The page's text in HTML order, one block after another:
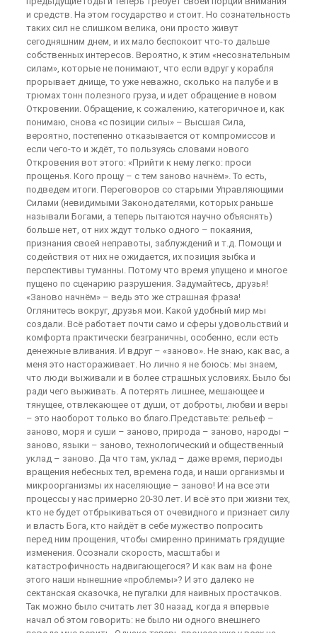
и средств. На этом государство и стоит. Но сознательность
таких сил не слишком велика, они просто живут
сегодняшним днем, и их мало беспокоит что-то дальше
собственных интересов. Вероятно, к этим «несознательным
силам», которые не понимают, что если вдруг у корабля
прорывает днище, то уже неважно, сколько на палубе и в
трюмах тонн полезного груза, и идет обращение в новом
Откровении. Обращение, к сожалению, категоричное и, как
понимаю, снова «с позиции силы» – Высшая Сила,
вероятно, постепенно отказывается от компромиссов и
если чего-то и ждёт, то пользуясь словами нового
Откровения вот этого: «Прийти к нему легко: проси
прощенья. Кого прощу – с тем заново начнём». То есть,
подведем итоги. Переговоров со старыми Управляющими
Силами (невидимыми Законодателями, которых раньше
называли Богами, а теперь пытаются научно объяснять)
больше нет, от них ждут только одного – покаяния,
признания своей неправоты, заблуждений и т.д. Помощи и
содействия от них не ожидается, их позиция зыбка и
перспективы туманны. Потому что время упущено и многое
пущено по сценарию разрушения. Задумайтесь, друзья!
«Заново начнём» – ведь это же страшная фраза!
Оглянитесь вокруг, друзья мои. Какой удобный мир мы
создали. Всё работает почти само и сферы удовольствий и
комфорта практически безграничны, особенно, если есть
денежные вливания. И вдруг – «заново». Не знаю, как вас, а
меня это настораживает. Но лично я не боюсь: мы знаем,
что люди выживали и в более страшных условиях. Было бы
ради чего выживать. А потерять лишнее, мешающее и
тянущее, отвлекающее от души, от доброты, любви и веры
– это наоборот только во благо.Представьте: рельеф –
заново, моря и суши – заново, природа – заново, народы –
заново, языки – заново, технологический и общественный
уклад – заново. Да что там, уклад – даже время, периоды
вращения небесных тел, времена года, и наши организмы и
микроорганизмы их населяющие – заново! И на все эти
процессы у нас примерно 20-30 лет. И всё это при жизни тех,
кто не будет отбрыкиваться от очевидного и признает силу
и власть Бога, кто найдёт в себе мужество попросить
перед ним прощения, чтобы смиренно принимать грядущие
изменения. Осознали скорость, масштабы и
катастрофичность надвигающегося? И как вам на фоне
этого наши нынешние «проблемы»? И это далеко не
сектанская сказочка, не пугалки для наивных простачков.
Так можно было считать лет 30 назад, когда я впервые
начал об этом говорить: не было ни одного внешнего